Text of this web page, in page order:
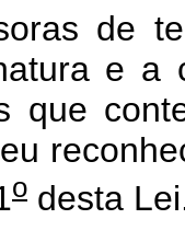
de
e a
que
o desta